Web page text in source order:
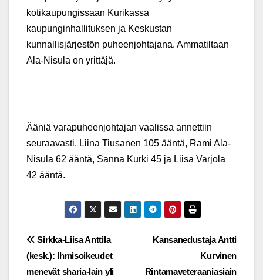
kotikaupungissaan Kurikassa
kaupunginhallituksen ja Keskustan
kunnallisjärjestön puheenjohtajana. Ammatiltaan
Ala-Nisula on yrittäjä.
Ääniä varapuheenjohtajan vaalissa annettiin
seuraavasti. Liina Tiusanen 105 ääntä, Rami Ala-
Nisula 62 ääntä, Sanna Kurki 45 ja Liisa Varjola
42 ääntä.
Post
navigation
Kansanedustaja Antti
Kurvinen
Rintamaveteraaniasiain
Sirkka-Liisa Anttila
(kesk.): Ihmisoikeudet
menevät sharia-lain yli